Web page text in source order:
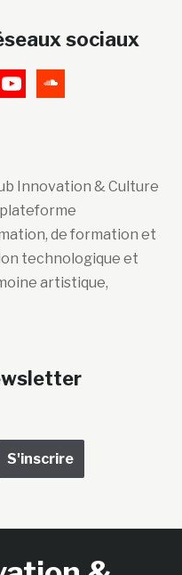
sociaux
Innovation & Culture
de formation et
technologique et
artistique,